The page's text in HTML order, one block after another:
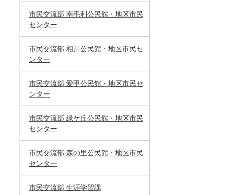
市民交流部 南毛利公民館・地区市民
センター
市民交流部 相川公民館・地区市民セ
ンター
市民交流部 愛甲公民館・地区市民セ
ンター
市民交流部 緑ケ丘公民館・地区市民
センター
市民交流部 森の里公民館・地区市民
センター
市民交流部 生涯学習課